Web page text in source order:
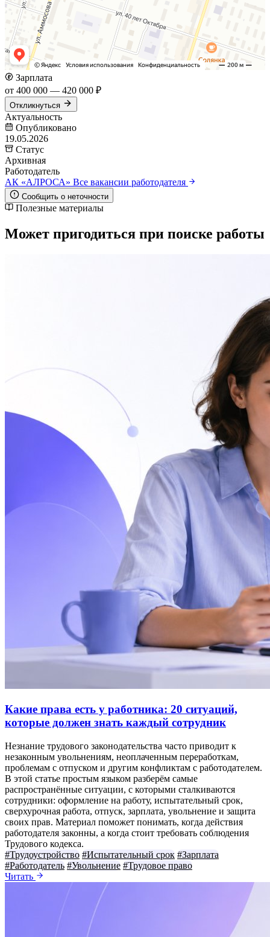
Зарплата
от 400 000 — 420 000 ₽
Откликнуться
Актуальность
Опубликовано
19.05.2026
Статус
Архивная
Работодатель
АК «АЛРОСА» Все вакансии работодателя
Сообщить о неточности
Полезные материалы
Может пригодиться при поиске работы
Какие права есть у работника: 20 ситуаций,
которые должен знать каждый сотрудник
Незнание трудового законодательства часто приводит к
незаконным увольнениям, неоплаченным переработкам,
проблемам с отпуском и другим конфликтам с работодателем.
В этой статье простым языком разберём самые
распространённые ситуации, с которыми сталкиваются
сотрудники: оформление на работу, испытательный срок,
сверхурочная работа, отпуск, зарплата, увольнение и защита
своих прав. Материал поможет понимать, когда действия
работодателя законны, а когда стоит требовать соблюдения
Трудового кодекса.
#Трудоустройство #Испытательный срок #Зарплата
#Работодатель #Увольнение #Трудовое право
Читать